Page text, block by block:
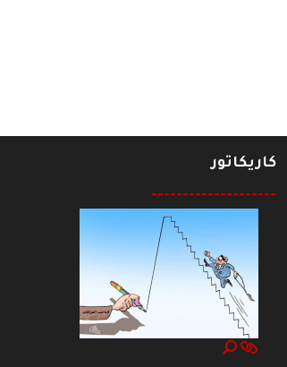
كاريكاتور
--------------------